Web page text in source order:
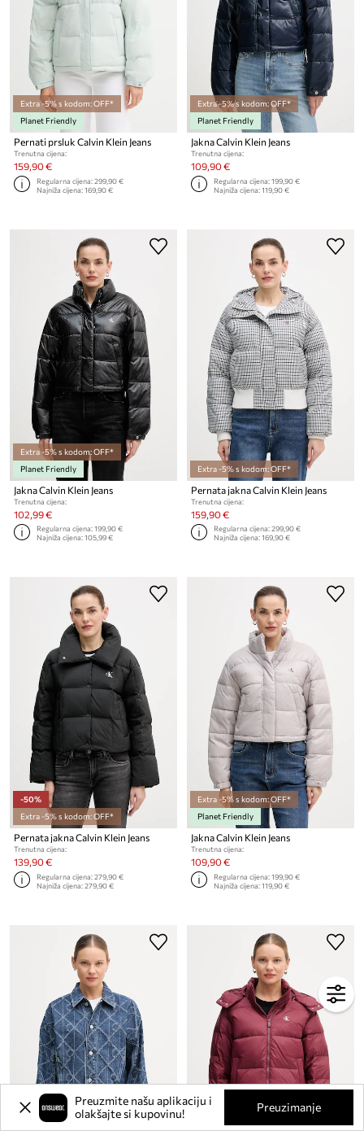
Extra -5% s kodom: OFF*
Planet Friendly
Pernati prsluk Calvin Klein Jeans
Trenutna cijena:
159,90 €
Regularna cijena:299,90 €
Najniža cijena:169,90 €
Extra -5% s kodom: OFF*
Planet Friendly
Jakna Calvin Klein Jeans
Trenutna cijena:
109,90 €
Regularna cijena:199,90 €
Najniža cijena:119,90 €
Extra -5% s kodom: OFF*
Planet Friendly
Jakna Calvin Klein Jeans
Trenutna cijena:
102,99 €
Regularna cijena:199,90 €
Najniža cijena:105,99 €
Extra -5% s kodom: OFF*
Pernata jakna Calvin Klein Jeans
Trenutna cijena:
159,90 €
Regularna cijena:299,90 €
Najniža cijena:169,90 €
-50%
Extra -5% s kodom: OFF*
Pernata jakna Calvin Klein Jeans
Trenutna cijena:
139,90 €
Regularna cijena:279,90 €
Najniža cijena:279,90 €
Extra -5% s kodom: OFF*
Planet Friendly
Jakna Calvin Klein Jeans
Trenutna cijena:
109,90 €
Regularna cijena:199,90 €
Najniža cijena:119,90 €
Preuzmite našu aplikaciju i
olakšajte si kupovinu!
Preuzimanje